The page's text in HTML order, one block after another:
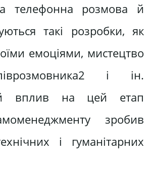
телефонна розмова й
такі розробки, як
емоціями, мистецтво
і ін.
вплив на цей етап
зробив
і гуманітарних